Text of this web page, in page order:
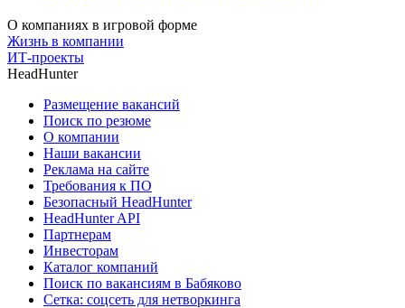
О компаниях в игровой форме
Жизнь в компании
ИТ-проекты
HeadHunter
Размещение вакансий
Поиск по резюме
О компании
Наши вакансии
Реклама на сайте
Требования к ПО
Безопасный HeadHunter
HeadHunter API
Партнерам
Инвесторам
Каталог компаний
Поиск по вакансиям в Бабяково
Сетка: соцсеть для нетворкинга